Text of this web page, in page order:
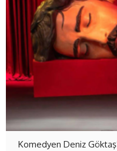
Komedyen Deniz